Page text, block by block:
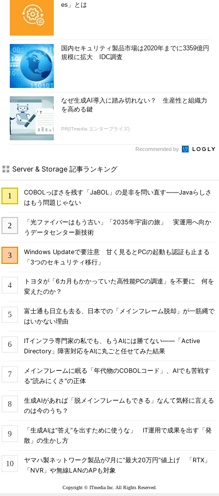
es」とは
国内セキュリティ製品市場は2020年までに3359億円
規模に拡大 IDC調査
なぜ生成AI導入に踏み切れない？ 生産性と組織力
を高める鍵
PR(ITmedia エンタープライズ)
Recommended by
Server & Storage 記事ランキング
COBOLっぽさを残す「JaBOL」の是非を問い直す――Javaらしさ
はもう問題じゃない
「光ファイバーはもう古い」「2035年宇宙の旅」 実運用へ向か
うデータセンター新技術
Windows Updateで要注意 甘く見るとPCの起動も認証も止まる
「3つのセキュリティ移行」
トヨタが「6カ月もかかっていた高性能PCの調達」を不要に 何を
変えたのか？
富士通も日立も去る、日本での「メインフレーム脱却」が一筋縄で
はいかない理由
ITインフラ専門家の私でも、もうAIには勝てない――「Active
Directory」障害対応をAIに丸ごと任せてみた結果
メインフレームに眠る「年代物のCOBOLコード」、AIでも苦戦す
る"読みにくさ"の正体
生成AIがあれば「脱メインフレームもできる」なんて気軽に言える
のは今のうち？
「生成AIは“答え”を出すために使うな」 IT運用で成果を出す「発
散」の生かし方
ヤマハ製ネットワーク製品が7月に“最大20万円”値上げ 「RTX」
「NVR」や無線LANのAPも対象
Copyright © ITmedia Inc. All Rights Reserved.